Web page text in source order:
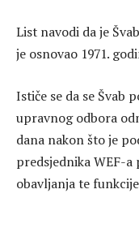
List navodi da je
je osnovao 1971.
Ističe se da se Švab
upravnog odbora
dana nakon što je
predsjednika WEF-a
obavljanja te